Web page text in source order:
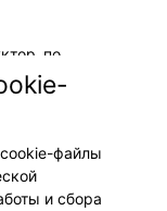
по
часть
из
cookie-файлы
и сбора